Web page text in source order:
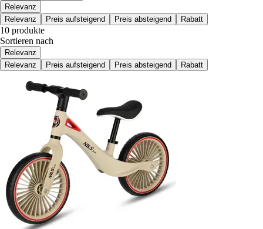
Relevanz
Relevanz
Preis aufsteigend Preis absteigend Rabatt
10 produkte
Sortieren nach
Relevanz
Relevanz
Preis aufsteigend Preis absteigend Rabatt